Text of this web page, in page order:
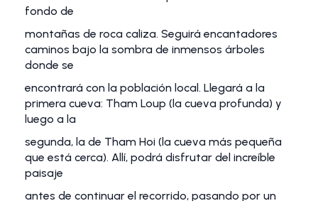
fondo de
montañas de roca caliza. Seguirá encantadores
caminos bajo la sombra de inmensos árboles
donde se
encontrará con la población local. Llegará a la
primera cueva: Tham Loup (la cueva profunda) y
luego a la
segunda, la de Tham Hoi (la cueva más pequeña
que está cerca). Allí, podrá disfrutar del increíble
paisaje
antes de continuar el recorrido, pasando por un